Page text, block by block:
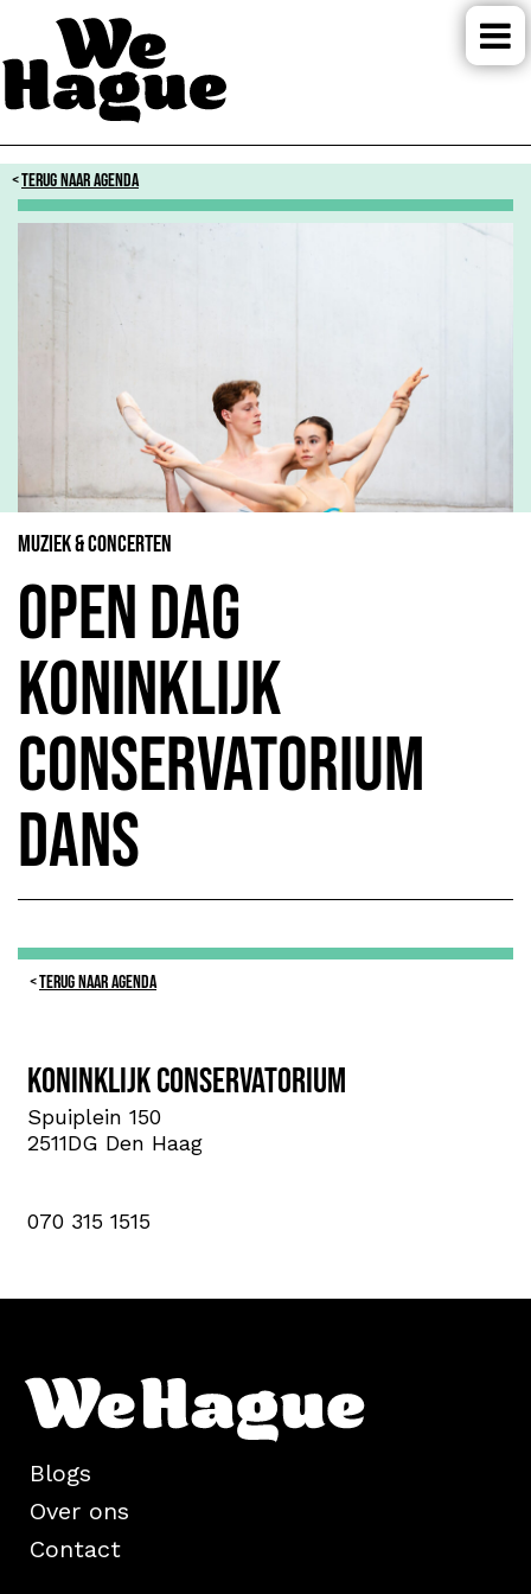
TERUG NAAR AGENDA
Muziek & Concerten
Open Dag
Koninklijk
Conservatorium
Dans
TERUG NAAR AGENDA
Koninklijk Conservatorium
Spuiplein 150
2511DG Den Haag
070 315 1515
Blogs
Over ons
Contact